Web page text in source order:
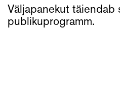
Väljapanekut täiendab
publikuprogramm.